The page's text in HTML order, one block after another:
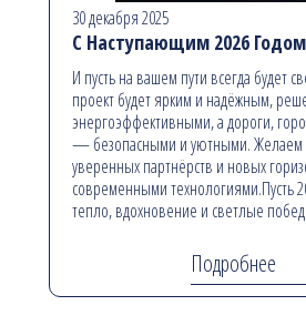
30 декабря 2025
С Наступающим 2026
И пусть на вашем пути всегда будет
проект будет ярким и надёжным,
энергоэффективными, а дороги,
— безопасными и уютными. Желаем
уверенных партнёрств и новых
современными технологиями.Пусть
тепло, вдохновение и светлые
Подробнее